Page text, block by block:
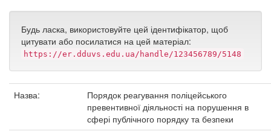
Будь ласка, використовуйте цей ідентифікатор, щоб
цитувати або посилатися на цей матеріал:
https://er.dduvs.edu.ua/handle/123456789/5148
Назва:
Порядок реагування поліцейського
превентивної діяльності на порушення в
сфері публічного порядку та безпеки